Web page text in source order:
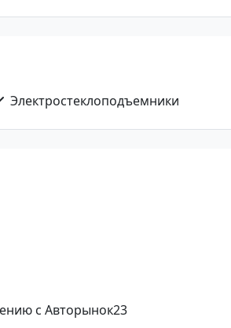
Электростеклоподъемники
с Авторынок23